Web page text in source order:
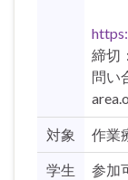
締切
問い
対象 作業
学生
参加